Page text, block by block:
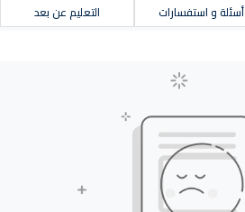
أسئلة و استفسارات التعليم عن بعد